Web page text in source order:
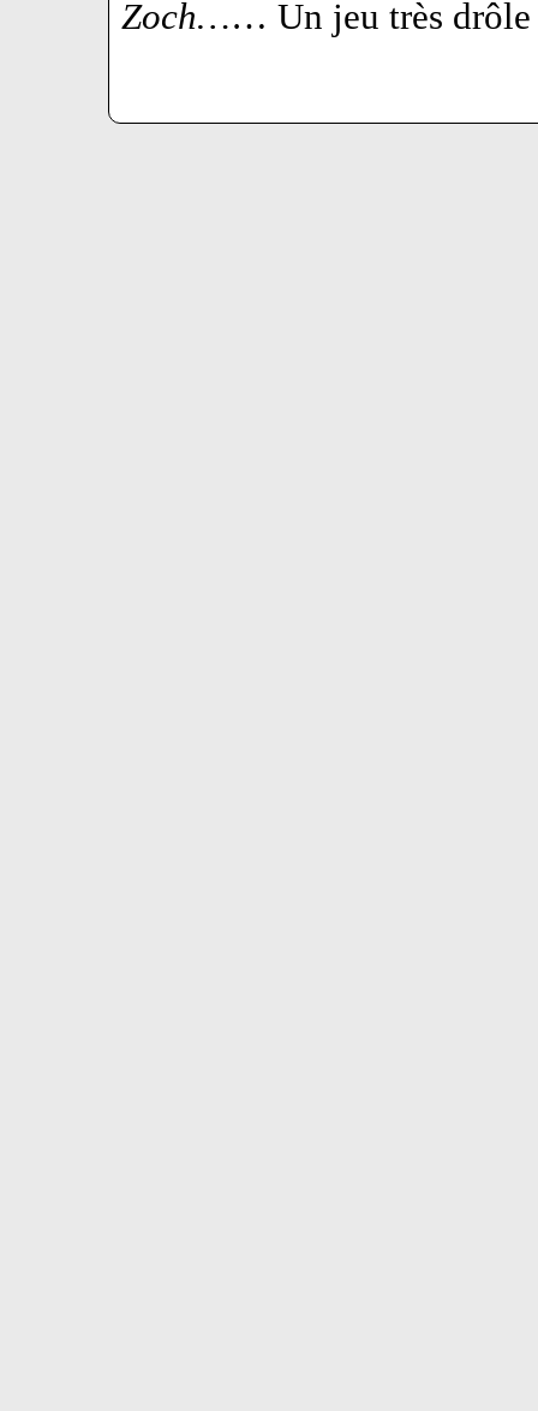
Zoch…… Un jeu très drôle